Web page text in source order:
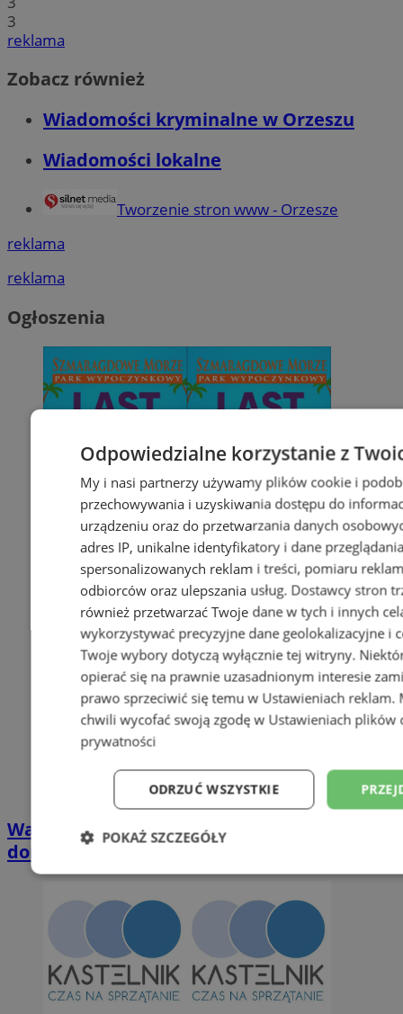
3
reklama
Zobacz również
Wiadomości kryminalne w Orzeszu
Wiadomości lokalne
Tworzenie stron www - Orzesze
reklama
reklama
Ogłoszenia
Wakacyjny wypoczynek nad Bałtykiem w
domkach Szmaragdowe Morze
Odpowiedzialne korzystanie z
My i nasi partnerzy używamy plików cookie i
przechowywania i uzyskiwania dostępu do
urządzeniu oraz do przetwarzania danych
adres IP, unikalne identyfikatory i dane
spersonalizowanych reklam i treści, pomiaru
odbiorców oraz ulepszania usług. Dostawcy stron
również przetwarzać Twoje dane w tych i innych
wykorzystywać precyzyjne dane geolokalizacyjne i
Twoje wybory dotyczą wyłącznie tej witryny.
opierać się na prawnie uzasadnionym interesie
prawo sprzeciwić się temu w Ustawieniach reklam.
chwili wycofać swoją zgodę w Ustawieniach plików
prywatności
ODRZUĆ WSZYSTKIE
POKAŻ SZCZEGÓŁY
Niezbędne Wydajność
Niesklasyfikowane